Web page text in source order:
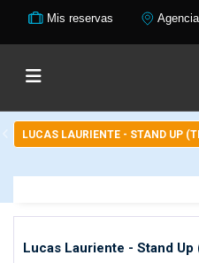
Mis reservas
LUCAS LAURIENTE - STAND UP
Lucas Lauriente - Stand Up